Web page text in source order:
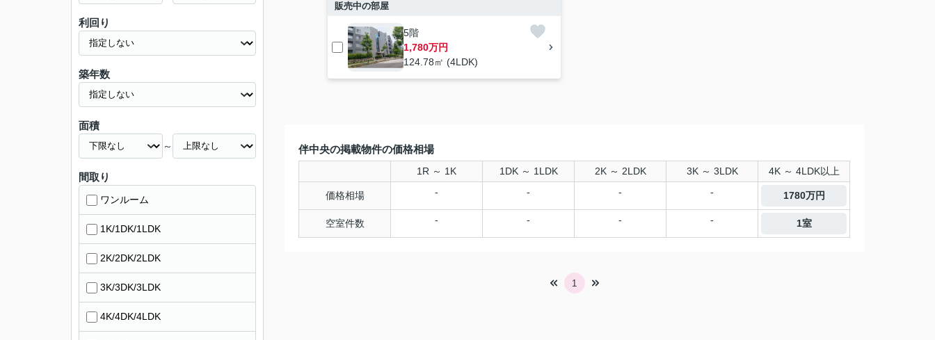
販売中の部屋
5階
1,780万円
124.78㎡ (4LDK)
伴中央の掲載物件の価格相場
1R ～ 1K 1DK ～ 1LDK 2K ～ 2LDK 3K ～ 3LDK 4K ～ 4LDK以上
価格相場 - - - - 1780万円
空室件数 - - - - 1室
1
利回り
築年数
面積
～
間取り
ワンルーム
1K/1DK/1LDK
2K/2DK/2LDK
3K/3DK/3LDK
4K/4DK/4LDK